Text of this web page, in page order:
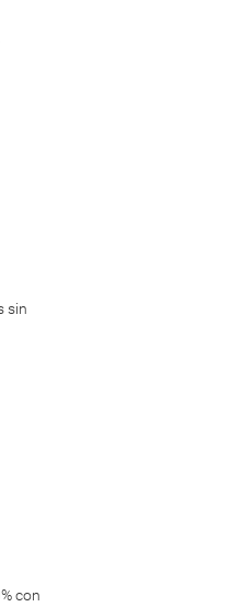
sin
con